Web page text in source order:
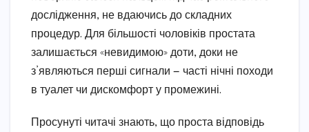
дослідження, не вдаючись до складних
процедур. Для більшості чоловіків простата
залишається «невидимою» доти, доки не
з’являються перші сигнали — часті нічні походи
в туалет чи дискомфорт у промежині.
Просунуті читачі знають, що проста відповідь